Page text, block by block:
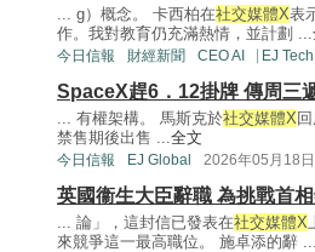
... g）概念。 卡西柏在社交媒體X表
作。我對教育仍充滿熱情，並計劃 ...
今日信報 財經新聞 CEO AI⎹ EJ Tech
SpaceX趕6．12掛牌 傳周三
... 有權架構。 馬斯克於社交媒體X
禁售期後出售 ...全文
今日信報 EJ Global 2026年05月18日
英國衞生大臣辭職 為挑戰首
... 論」，這封信已發表在社交媒體X
來競爭這一最高職位。 施卓添的辭 ...